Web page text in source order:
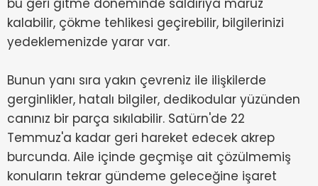
bu geri gitme döneminde saldırıya maruz
kalabilir, çökme tehlikesi geçirebilir, bilgilerinizi
yedeklemenizde yarar var.
Bunun yanı sıra yakın çevreniz ile ilişkilerde
gerginlikler, hatalı bilgiler, dedikodular yüzünden
canınız bir parça sıkılabilir. Satürn'de 22
Temmuz'a kadar geri hareket edecek akrep
burcunda. Aile içinde geçmişe ait çözülmemiş
konuların tekrar gündeme geleceğine işaret